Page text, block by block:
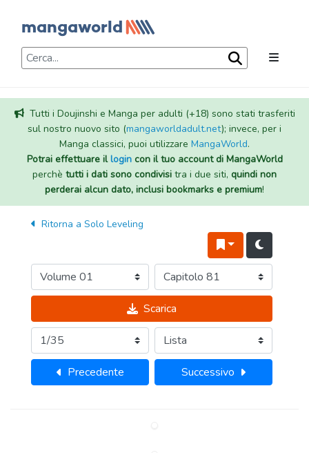
Tutti i Doujinshi e Manga per adulti (+18) sono stati trasferiti
sul nostro nuovo sito (mangaworldadult.net); invece, per i
Manga classici, puoi utilizzare MangaWorld.
Potrai effettuare illogincon il tuo account di MangaWorld
perchè tutti i dati sono condivisi tra i due siti, quindi non
perderai alcun dato, inclusi bookmarks e premium!
Ritorna a Solo Leveling
Scarica
Precedente Successivo